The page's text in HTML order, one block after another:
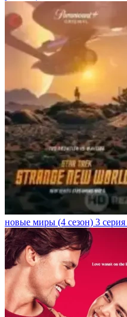
новые миры (4 сезон) 3 серия